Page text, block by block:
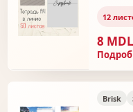
12
8 MDL
Brisk